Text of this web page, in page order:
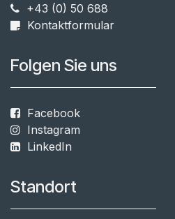
+43 (0) 50 688
Kontaktformular
Folgen Sie uns
Facebook
Instagram
LinkedIn
Standort